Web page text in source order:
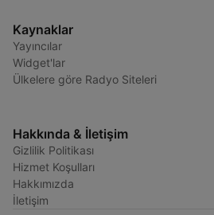
Kaynaklar
Yayıncılar
Widget'lar
Ülkelere göre Radyo Siteleri
Hakkında & İletişim
Gizlilik Politikası
Hizmet Koşulları
Hakkımızda
İletişim